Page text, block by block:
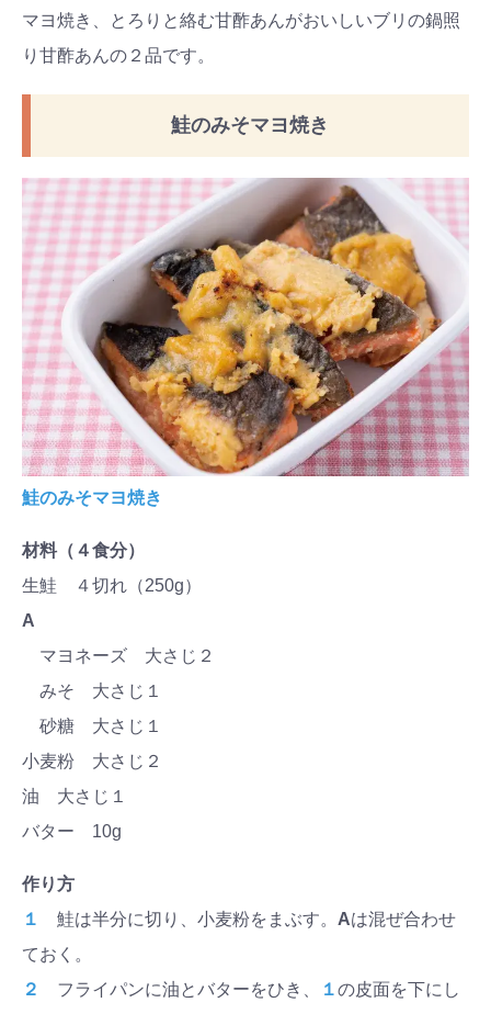
マヨ焼き、とろりと絡む甘酢あんがおいしいブリの鍋照
り甘酢あんの２品です。
鮭のみそマヨ焼き
鮭のみそマヨ焼き
材料（４食分）
生鮭 ４切れ（250g）
A
マヨネーズ 大さじ２
みそ 大さじ１
砂糖 大さじ１
小麦粉 大さじ２
油 大さじ１
バター 10g
作り方
１
鮭は半分に切り、小麦粉をまぶす。 Aは混ぜ合わせ
ておく。
２
フライパンに油とバターをひき、 １の皮面を下にし
#出産準備 #習いごと #発達
#離乳食
学び 暮らし